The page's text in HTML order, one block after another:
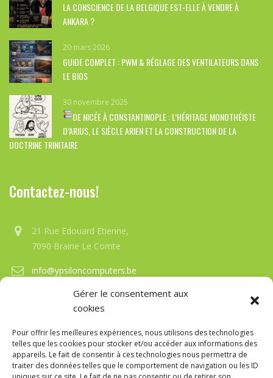
Gérer le consentement aux
cookies
Pour offrir les meilleures expériences, nous utilisons des technologies
telles que les cookies pour stocker et/ou accéder aux informations des
appareils. Le fait de consentir à ces technologies nous permettra de
traiter des données telles que le comportement de navigation ou les ID
LA CONSCIENCE DE LA BELGIQUE EST-ELLE À VENDRE À
ANKARA ?
20 mars 2026
GUIDE COMPLET : PWM & RÉGLAGE DES VENTILATEURS DANS
LE BIOS
30 novembre 2025
DE NICÉE À CONSTANTINOPLE : L’HÉRITAGE MONOTHÉISTE
D’ARIUS, LE SIÈCLE ARIEN ET LA CONSTRUCTION DE LA
DOCTRINE TRINITAIRE
Contactez-nous!
21 Rue Edouard Etienne,
7090 Braine Le Comte
info@ypsiloncomputers.be
+32 (0)67-21-33-12